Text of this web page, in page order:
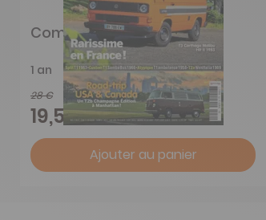
Combi Magazine
1 an
28 €
19,55 € -30%
Ajouter au panier